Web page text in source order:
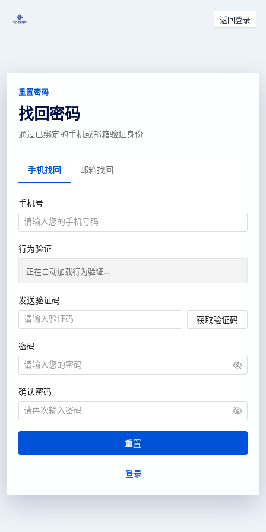
返回登录
重置密码
找回密码
通过已绑定的手机或邮箱验证身份
手机找回 邮箱找回
手机号
行为验证
发送验证码
获取验证码
密码
确认密码
重置
登录